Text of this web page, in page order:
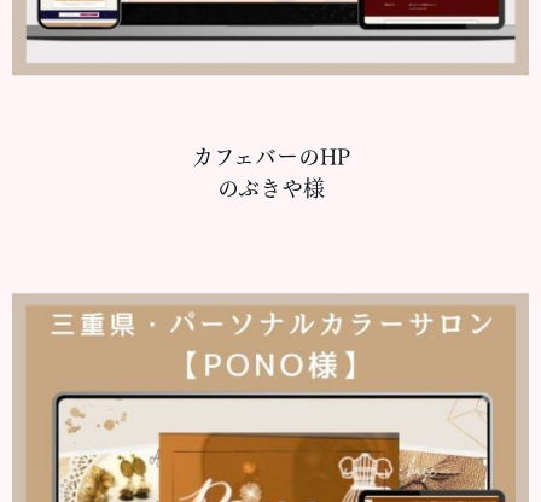
カフェバーのHP
のぶきや様